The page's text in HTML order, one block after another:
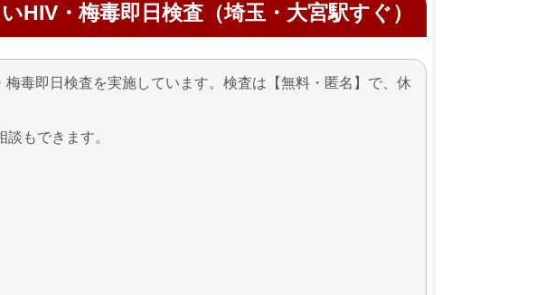
HIV・梅毒即日検査（埼玉・大宮駅すぐ）
毒即日検査を実施しています。検査は【無料・匿名】で、休
もできます。